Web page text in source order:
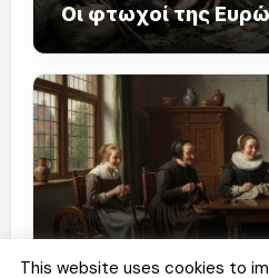
Οι φτωχοί της
Η καλή φήμη μιας
This website uses cookies to